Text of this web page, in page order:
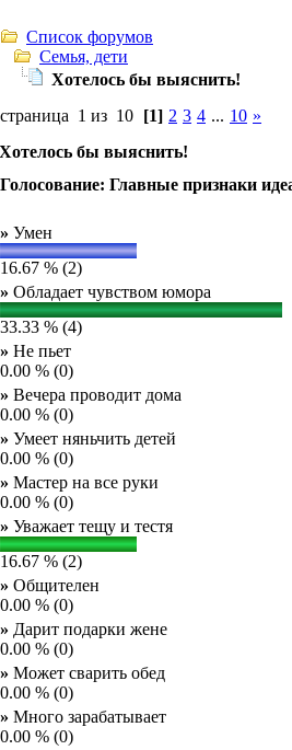
Список форумов
Семья, дети
Хотелось бы выяснить!
страница 1 из 10 [1] 2 3 4 ... 10 »
Хотелось бы выяснить!
Голосование: Главные признаки
» Умен
16.67 % (2)
» Обладает чувством юмора
33.33 % (4)
» Не пьет
0.00 % (0)
» Вечера проводит дома
0.00 % (0)
» Умеет няньчить детей
0.00 % (0)
» Мастер на все руки
0.00 % (0)
» Уважает тещу и тестя
16.67 % (2)
» Общителен
0.00 % (0)
» Дарит подарки жене
0.00 % (0)
» Может сварить обед
0.00 % (0)
» Много зарабатывает
0.00 % (0)